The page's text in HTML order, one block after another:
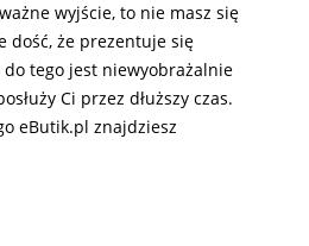
wyjście, to nie masz się
dość, że prezentuje się
tego jest niewyobrażalnie
Ci przez dłuższy czas.
eButik.pl znajdziesz